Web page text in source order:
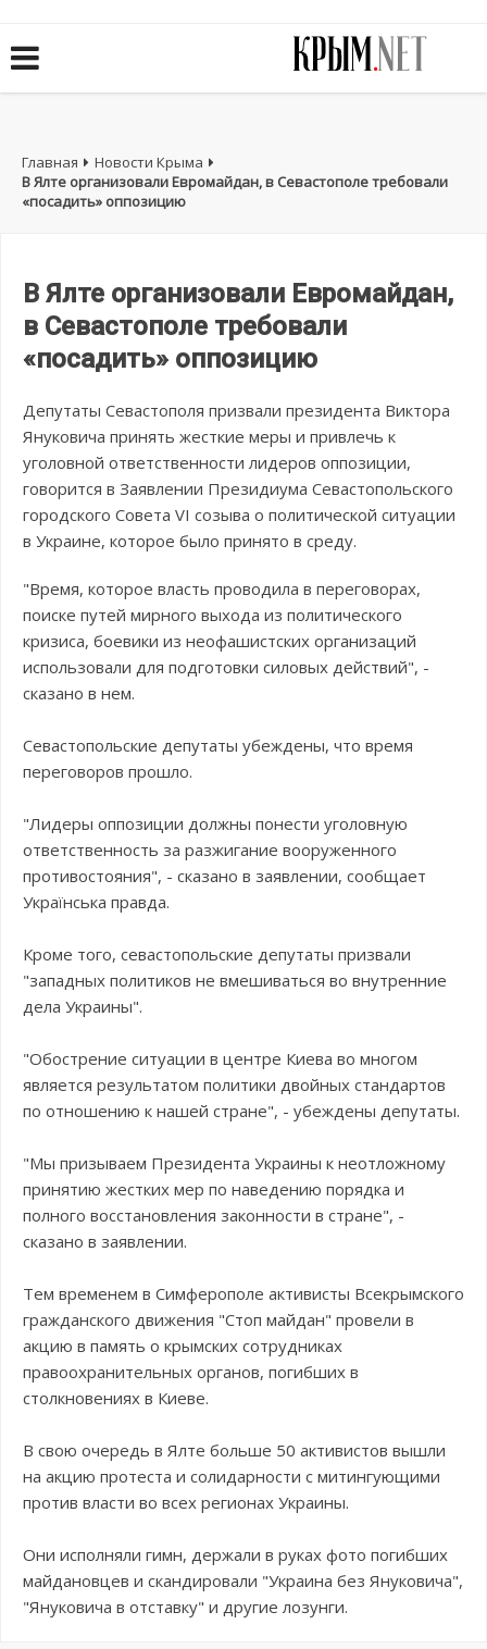
Главная
Новости Крыма
В Ялте организовали Евромайдан, в Севастополе требовали
«посадить» оппозицию
В Ялте организовали Евромайдан,
в Севастополе требовали
«посадить» оппозицию
Депутаты Севастополя призвали президента Виктора
Януковича принять жесткие меры и привлечь к
уголовной ответственности лидеров оппозиции,
говорится в Заявлении Президиума Севастопольского
городского Совета VI созыва о политической ситуации
в Украине, которое было принято в среду.
"Время, которое власть проводила в переговорах,
поиске путей мирного выхода из политического
кризиса, боевики из неофашистских организаций
использовали для подготовки силовых действий", -
сказано в нем.
Севастопольские депутаты убеждены, что время
переговоров прошло.
"Лидеры оппозиции должны понести уголовную
ответственность за разжигание вооруженного
противостояния", - сказано в заявлении, сообщает
Українська правда.
Кроме того, севастопольские депутаты призвали
"западных политиков не вмешиваться во внутренние
дела Украины".
"Обострение ситуации в центре Киева во многом
является результатом политики двойных стандартов
по отношению к нашей стране", - убеждены депутаты.
"Мы призываем Президента Украины к неотложному
принятию жестких мер по наведению порядка и
полного восстановления законности в стране", -
сказано в заявлении.
Тем временем в Симферополе активисты Всекрымского
гражданского движения "Стоп майдан" провели в
акцию в память о крымских сотрудниках
правоохранительных органов, погибших в
столкновениях в Киеве.
В свою очередь в Ялте больше 50 активистов вышли
на акцию протеста и солидарности с митингующими
против власти во всех регионах Украины.
Они исполняли гимн, держали в руках фото погибших
майдановцев и скандировали "Украина без Януковича",
"Януковича в отставку" и другие лозунги.